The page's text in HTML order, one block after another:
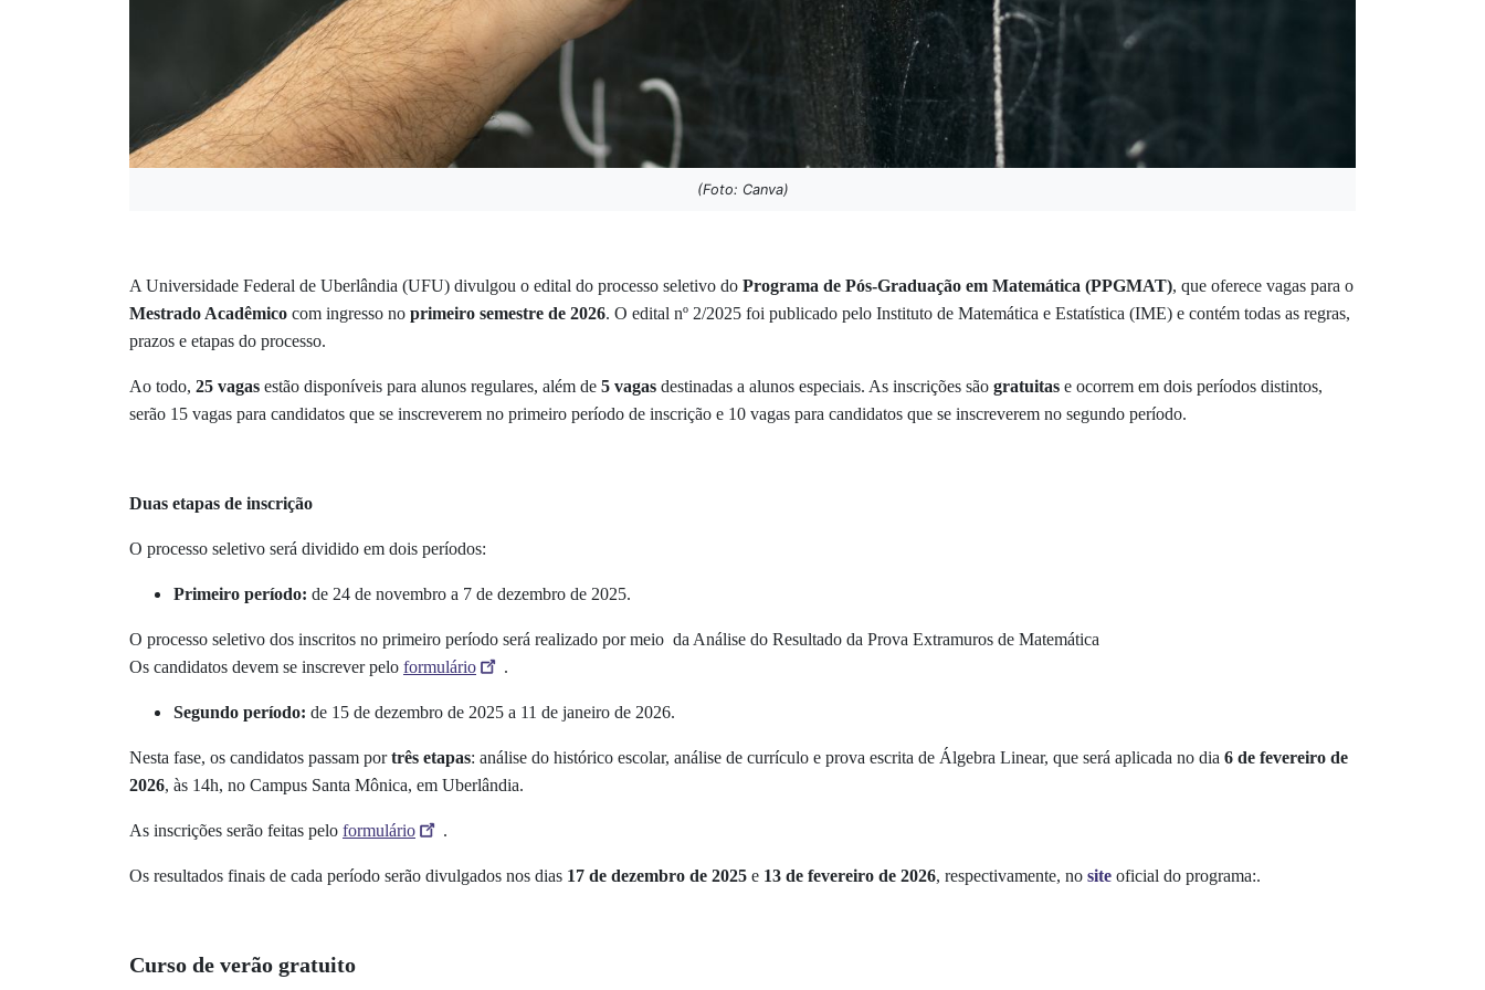
(Foto: Canva)
A Universidade Federal de Uberlândia (UFU) divulgou o edital do processo seletivo do Programa de Pós-Graduação em Matemática (PPGMAT), que oferece vagas para o
Mestrado Acadêmico com ingresso no primeiro semestre de 2026. O edital nº 2/2025 foi publicado pelo Instituto de Matemática e Estatística (IME) e contém todas as regras,
prazos e etapas do processo.
Ao todo, 25 vagas estão disponíveis para alunos regulares, além de 5 vagas destinadas a alunos especiais. As inscrições são gratuitas e ocorrem em dois períodos distintos,
serão 15 vagas para candidatos que se inscreverem no primeiro período de inscrição e 10 vagas para candidatos que se inscreverem no segundo período.
Duas etapas de inscrição
O processo seletivo será dividido em dois períodos:
Primeiro período: de 24 de novembro a 7 de dezembro de 2025.
O processo seletivo dos inscritos no primeiro período será realizado por meio da Análise do Resultado da Prova Extramuros de Matemática
Os candidatos devem se inscrever pelo formulário .
Segundo período: de 15 de dezembro de 2025 a 11 de janeiro de 2026.
Nesta fase, os candidatos passam portrês etapas: análise do histórico escolar, análise de currículo e prova escrita de Álgebra Linear, que será aplicada no dia 6 de fevereiro de
2026, às 14h, no Campus Santa Mônica, em Uberlândia.
As inscrições serão feitas pelo formulário .
Os resultados finais de cada período serão divulgados nos dias 17 de dezembro de 2025 e 13 de fevereiro de 2026, respectivamente, no site oficial do programa:.
Curso de verão gratuito